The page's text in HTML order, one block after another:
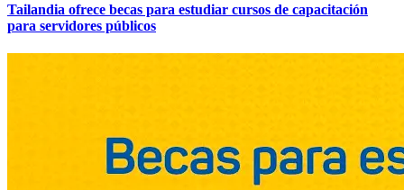
Tailandia ofrece becas para estudiar cursos de capacitación
para servidores públicos